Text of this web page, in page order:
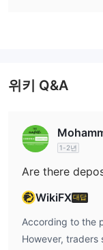
제공됩니다0핍
레버리지
이 플랫폼은 최대레
요구사항을 사용하며
거래 플랫폼입출금
위키 Q&A
1-2년
Are there
WikiFX대답
According to the
However,